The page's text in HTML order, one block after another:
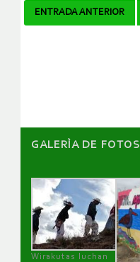
Navegador
ENTRADA ANTERIOR
GALERÌA DE FOTOS
Wirakutas luchan